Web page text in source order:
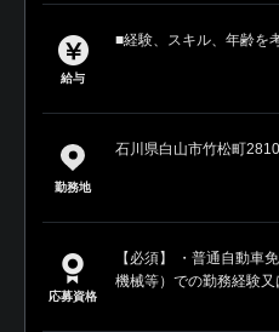
給与
■経験、スキル、年齢を
勤務地
石川県白山市竹松町
応募資格
【必須】 ・普通自動車
機械等）での勤務経験